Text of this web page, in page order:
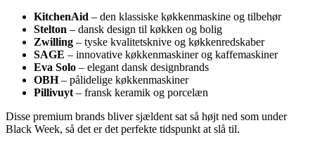
KitchenAid – den klassiske køkkenmaskine og tilbehør
Stelton – dansk design til køkken og bolig
Zwilling – tyske kvalitetsknive og køkkenredskaber
SAGE – innovative køkkenmaskiner og kaffemaskiner
Eva Solo – elegant dansk designbrands
OBH– pålidelige køkkenmaskiner
Pillivuyt – fransk keramik og porcelæn
Disse premium brands bliver sjældent sat så højt ned som under
Black Week, så det er det perfekte tidspunkt at slå til.